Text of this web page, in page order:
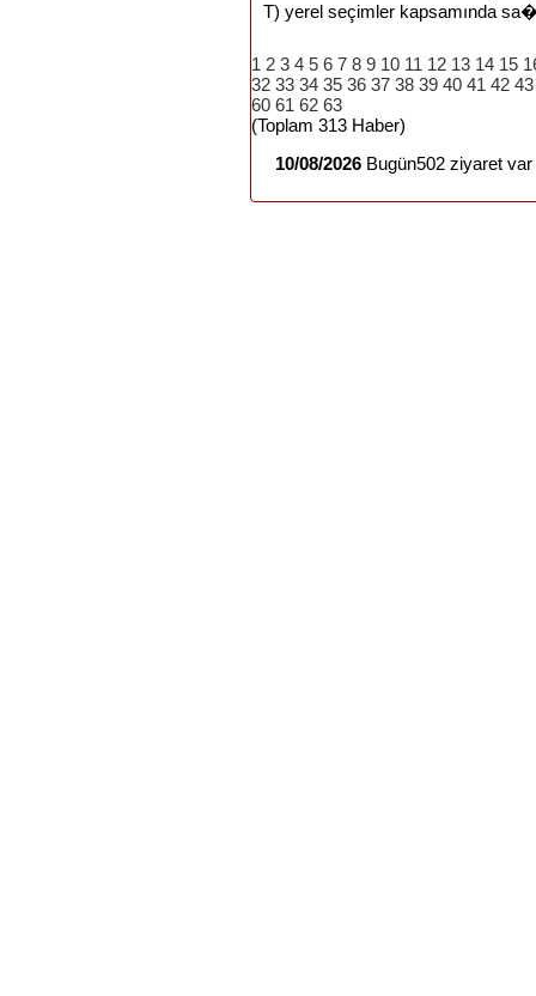
T) yerel seçimler kapsamında
1 2 3 4 5 6 7 8 9 10 11 12 13 14 15
32 33 34 35 36 37 38 39 40 41 42 43
60 61 62 63
(Toplam 313 Haber)
10/08/2026 Bugün502 ziyaret